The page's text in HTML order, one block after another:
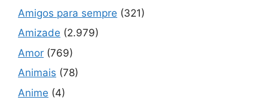
Amigos para sempre (321)
Amizade (2.979)
Amor (769)
Animais (78)
Anime (4)